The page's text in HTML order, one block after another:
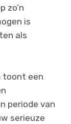
zo’n
is
als
toont een
periode van
serieuze